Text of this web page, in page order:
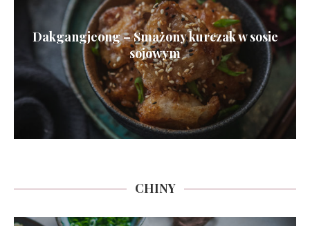
Dakgangjeong – Smażony kurczak w sosie
sojowym
CHINY